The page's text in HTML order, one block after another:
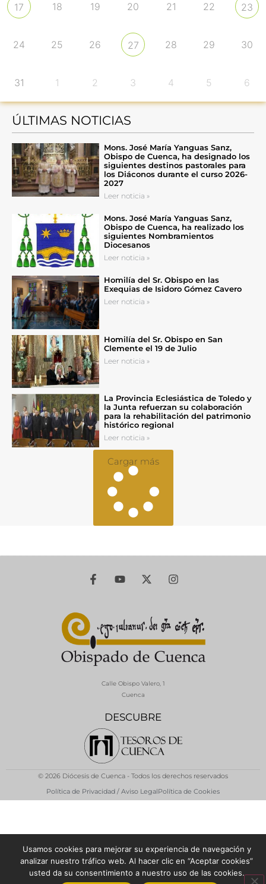
17 18 19 20 21 22 23
24 25 26 27 28 29 30
31 1 2 3 4 5 6
ÚLTIMAS NOTICIAS
Mons. José María Yanguas Sanz,
Obispo de Cuenca, ha designado los
siguientes destinos pastorales para
los Diáconos durante el curso 2026-
2027
Leer noticia »
Mons. José María Yanguas Sanz,
Obispo de Cuenca, ha realizado los
siguientes Nombramientos
Diocesanos
Leer noticia »
Homilía del Sr. Obispo en las
Exequias de Isidoro Gómez Cavero
Leer noticia »
Homilía del Sr. Obispo en San
Clemente el 19 de Julio
Leer noticia »
La Provincia Eclesiástica de Toledo y
la Junta refuerzan su colaboración
para la rehabilitación del patrimonio
histórico regional
Leer noticia »
Cargar más
DESCUBRE
Calle Obispo Valero, 1
Cuenca
© 2026 Diócesis de Cuenca - Todos los derechos reservados
Política de Privacidad / Aviso LegalPolítica de Cookies
Usamos cookies para mejorar su experiencia de navegación y
analizar nuestro tráfico web. Al hacer clic en “Aceptar cookies”
usted da su consentimiento a nuestro uso de las cookies.